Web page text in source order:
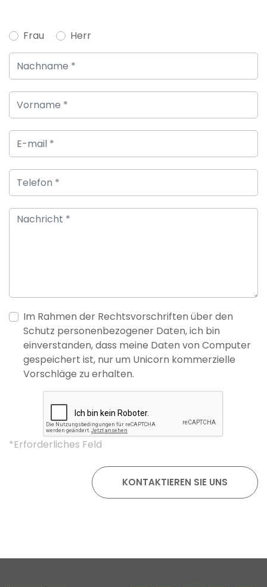
Frau Herr
Im Rahmen der Rechtsvorschriften über den
Schutz personenbezogener Daten, ich bin
einverstanden, dass meine Daten von Computer
gespeichert ist, nur um Unicorn kommerzielle
Vorschläge zu erhalten.
*Erforderliches Feld